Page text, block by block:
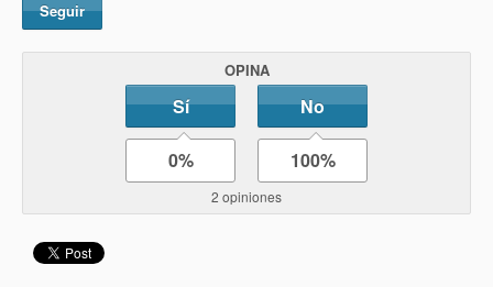
Seguir
OPINA
Sí No
0% 100%
2 opiniones